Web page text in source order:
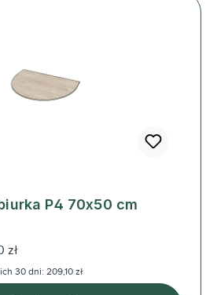
P4 70x50 cm
zł
30 dni: 209,10 zł